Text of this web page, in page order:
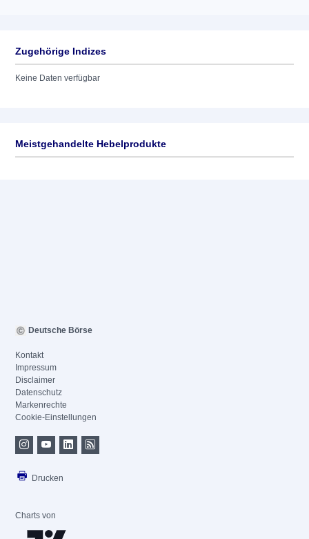
Zugehörige Indizes
Keine Daten verfügbar
Meistgehandelte Hebelprodukte
Deutsche Börse
Kontakt
Impressum
Disclaimer
Datenschutz
Markenrechte
Cookie-Einstellungen
Drucken
Charts von